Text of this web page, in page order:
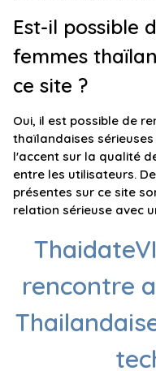
Est-il possible
femmes
ce site ?
Oui, il est possible de
thaïlandaises
l'accent sur la qualité
entre les utilisateurs.
présentes sur ce site
relation sérieuse avec
rencontre